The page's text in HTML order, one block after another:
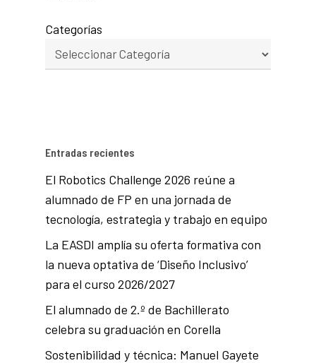
Categorías
Entradas recientes
El Robotics Challenge 2026 reúne a
alumnado de FP en una jornada de
tecnología, estrategia y trabajo en equipo
La EASDI amplía su oferta formativa con
la nueva optativa de ‘Diseño Inclusivo’
para el curso 2026/2027
El alumnado de 2.º de Bachillerato
celebra su graduación en Corella
Sostenibilidad y técnica: Manuel Gayete